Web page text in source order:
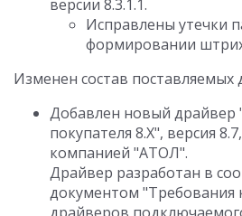
версии 8.3.1.1.
Исправлены утечки
формировании
Изменен состав поставляемых
Добавлен новый драйвер
покупателя 8.X", версия
компанией "АТОЛ".
Драйвер разработан в
документом "Требования